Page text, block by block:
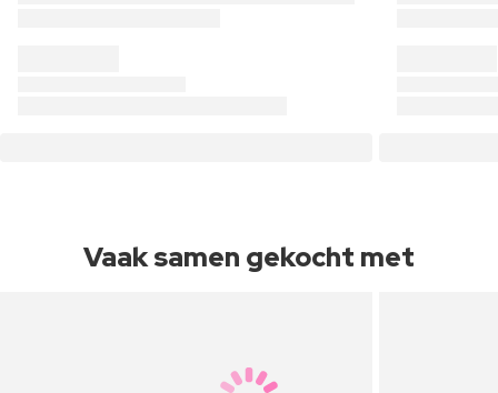
Vaak samen gekocht met